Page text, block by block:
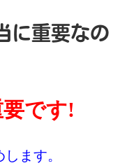
に重要なの
です!
ます。